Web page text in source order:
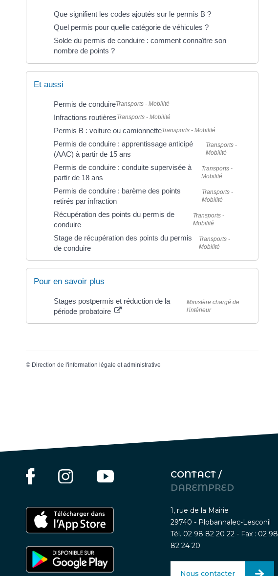
Que signifient les codes ajoutés sur le permis B ?
Quel permis pour quelle catégorie de véhicules ?
Solde du permis de conduire : comment connaître son
nombre de points ?
Et aussi
Permis de conduireTransports - Mobilité
Infractions routièresTransports - Mobilité
Permis B : voiture ou camionnetteTransports - Mobilité
Permis de conduire : apprentissage anticipé
(AAC) à partir de 15 ans
Transports -
Mobilité
Permis de conduire : conduite supervisée à
partir de 18 ans
Transports -
Mobilité
Permis de conduire : barème des points
retirés par infraction
Transports -
Mobilité
Récupération des points du permis de
conduire
Transports -
Mobilité
Stage de récupération des points du permis
de conduire
Transports -
Mobilité
Pour en savoir plus
Stages postpermis et réduction de la
période probatoire
Ministère chargé de
l'intérieur
© Direction de l'information légale et administrative
CONTACT /
DAREMPRED
1, rue de la Mairie
29740 - Plobannalec-Lesconil
Tél. 02 98 82 20 22 - Fax : 02 98
82 24 20
Nous contacter